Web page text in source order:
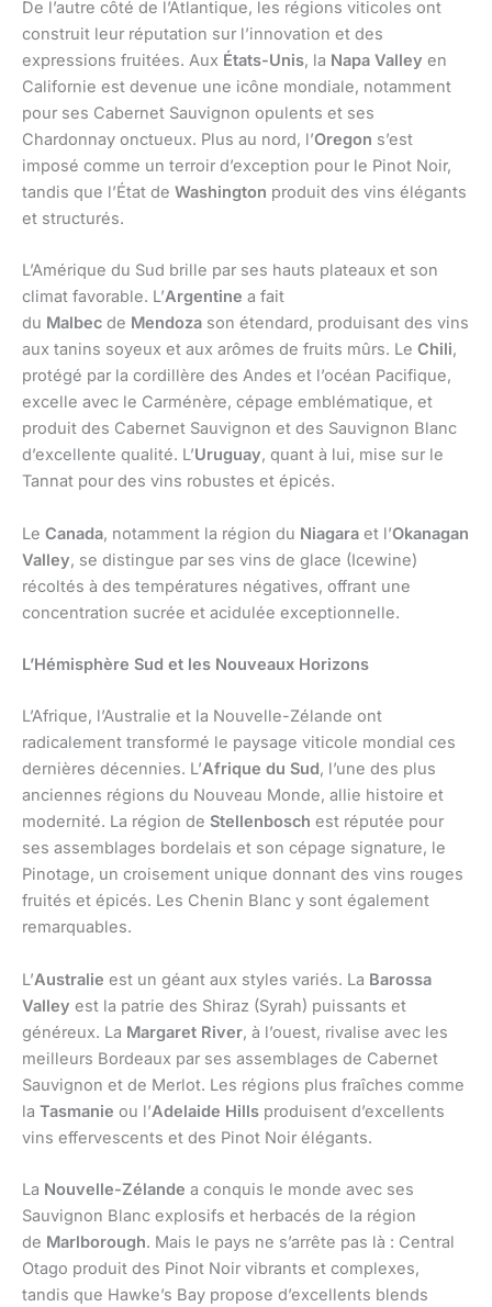
De l’autre côté de l’Atlantique, les régions viticoles ont
construit leur réputation sur l’innovation et des
expressions fruitées. Aux États-Unis, la Napa Valley en
Californie est devenue une icône mondiale, notamment
pour ses Cabernet Sauvignon opulents et ses
Chardonnay onctueux. Plus au nord, l’Oregon s’est
imposé comme un terroir d’exception pour le Pinot Noir,
tandis que l’État de Washington produit des vins élégants
et structurés.
L’Amérique du Sud brille par ses hauts plateaux et son
climat favorable. L’Argentine a fait
du Malbec de Mendoza son étendard, produisant des vins
aux tanins soyeux et aux arômes de fruits mûrs. Le Chili,
protégé par la cordillère des Andes et l’océan Pacifique,
excelle avec le Carménère, cépage emblématique, et
produit des Cabernet Sauvignon et des Sauvignon Blanc
d’excellente qualité. L’Uruguay, quant à lui, mise sur le
Tannat pour des vins robustes et épicés.
Le Canada, notamment la région du Niagara et l’Okanagan
Valley, se distingue par ses vins de glace (Icewine)
récoltés à des températures négatives, offrant une
concentration sucrée et acidulée exceptionnelle.
L’Hémisphère Sud et les Nouveaux Horizons
L’Afrique, l’Australie et la Nouvelle-Zélande ont
radicalement transformé le paysage viticole mondial ces
dernières décennies. L’Afrique du Sud, l’une des plus
anciennes régions du Nouveau Monde, allie histoire et
modernité. La région de Stellenbosch est réputée pour
ses assemblages bordelais et son cépage signature, le
Pinotage, un croisement unique donnant des vins rouges
fruités et épicés. Les Chenin Blanc y sont également
remarquables.
L’Australie est un géant aux styles variés. La Barossa
Valley est la patrie des Shiraz (Syrah) puissants et
généreux. La Margaret River, à l’ouest, rivalise avec les
meilleurs Bordeaux par ses assemblages de Cabernet
Sauvignon et de Merlot. Les régions plus fraîches comme
la Tasmanie ou l’Adelaide Hills produisent d’excellents
vins effervescents et des Pinot Noir élégants.
La Nouvelle-Zélande a conquis le monde avec ses
Sauvignon Blanc explosifs et herbacés de la région
de Marlborough. Mais le pays ne s’arrête pas là : Central
Otago produit des Pinot Noir vibrants et complexes,
tandis que Hawke’s Bay propose d’excellents blends